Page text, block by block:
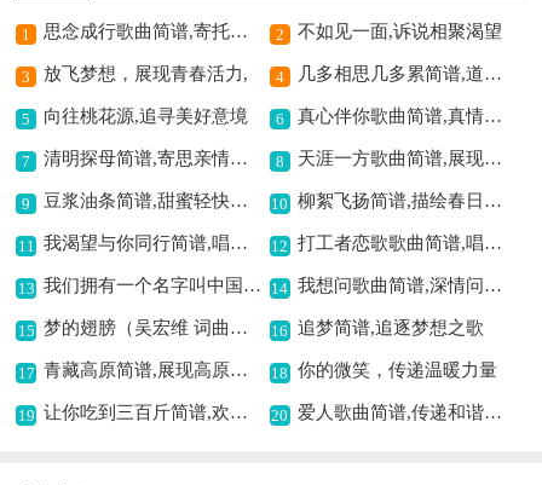
1 思念成行歌曲简谱,寄托深情思念 2 不如见一面,诉说相聚渴望
3 放飞梦想，展现青春活力, 4 几多相思几多累简谱,道尽相思之愁
5 向往桃花源,追寻美好意境 6 真心伴你歌曲简谱,真情暖心动人
7 清明探母简谱,寄思亲情之意 8 天涯一方歌曲简谱,展现远方的情怀
9 豆浆油条简谱,甜蜜轻快旋律 10 柳絮飞扬简谱,描绘春日意境
11 我渴望与你同行简谱,唱出同行渴望 12 打工者恋歌歌曲简谱,唱出打工情思
13 我们拥有一个名字叫中国简谱,唱响爱国情怀 14 我想问歌曲简谱,深情问答之韵
15 梦的翅膀（吴宏维 词曲）歌曲简谱,追逐梦想之旋律 16 追梦简谱,追逐梦想之歌
17 青藏高原简谱,展现高原豪情 18 你的微笑，传递温暖力量
19 让你吃到三百斤简谱,欢乐搞笑之意 20 爱人歌曲简谱,传递和谐之美